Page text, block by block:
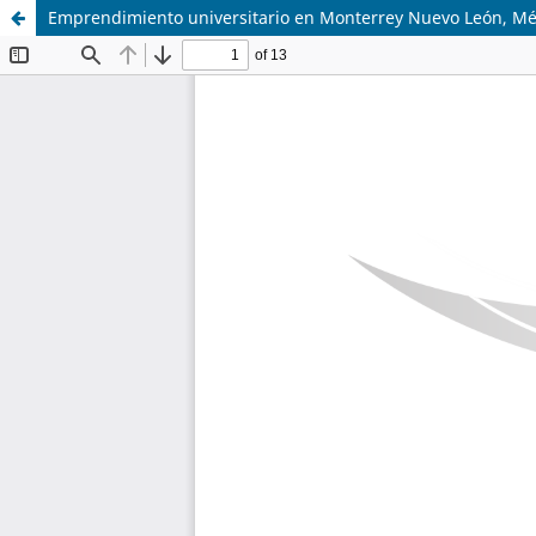
Emprendimiento universitario en Monterrey Nuevo León,